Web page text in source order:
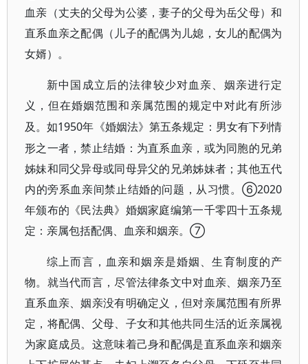
血亲（丈夫的父母为公婆，妻子的父母为岳父母）和
直系血亲之配偶（儿子的配偶为儿媳，女儿的配偶为
女婿）。
新中国成立后的法律较少对血亲、姻亲进行定
义，但在婚姻范围和亲属范围的规定中对此有所涉
及。如1950年《婚姻法》第五条规定：男女有下列情
形之一者，禁止结婚：为直系血亲，或为同胞的兄弟
姊妹和同父异母或同母异父的兄弟姊妹者；其他五代
内的旁系血亲间禁止结婚的问题，从习惯。⑥2020
年颁布的《民法典》婚姻家庭编第一千零四十五条规
定：亲属包括配偶、血亲和姻亲。⑦
综上而言，血亲和姻亲是婚姻、生育制度的产
物。就当代而言，尽管法律条文中对血亲、姻亲乃至
直系血亲、姻亲没有明确定义，但对亲属范围有所界
定，将配偶、父母、子女和其他共同生活的近亲属视
为家庭成员。这意味着己身和配偶是直系血亲和姻亲